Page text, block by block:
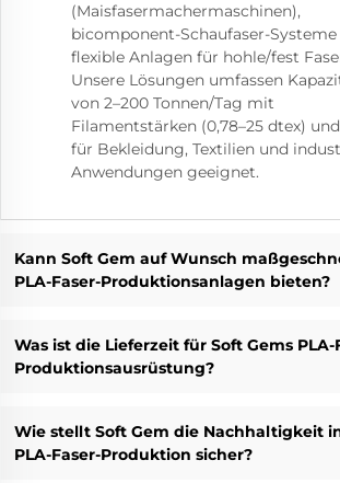
(Maisfasermachermaschinen),
bicomponent-Schaufaser-Systeme
flexible Anlagen für hohle/fest
Unsere Lösungen umfassen
von 2–200 Tonnen/Tag mit
Filamentstärken (0,78–25 dtex)
für Bekleidung, Textilien und
Anwendungen geeignet.
Kann Soft Gem auf Wunsch
PLA-Faser-Produktionsanlagen bieten?
Was ist die Lieferzeit für Soft Gems PLA-
Produktionsausrüstung?
Wie stellt Soft Gem die Nachhaltigkeit
PLA-Faser-Produktion sicher?